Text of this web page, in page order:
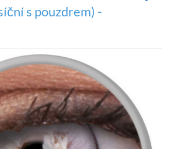
s pouzdrem) -